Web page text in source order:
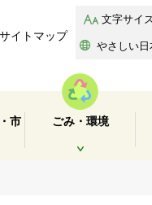
サイトマップ
文字サイ
やさしい日
市
ごみ・環境